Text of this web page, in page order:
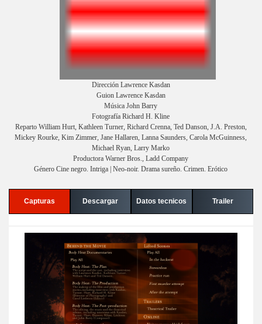
Dirección Lawrence Kasdan
Guion Lawrence Kasdan
Música John Barry
Fotografía Richard H. Kline
Reparto William Hurt, Kathleen Turner, Richard Crenna, Ted Danson, J.A. Preston,
Mickey Rourke, Kim Zimmer, Jane Hallaren, Lanna Saunders, Carola McGuinness,
Michael Ryan, Larry Marko
Productora Warner Bros., Ladd Company
Género Cine negro. Intriga | Neo-noir. Drama sureño. Crimen. Erótico
Capturas Descargar Datos tecnicos Trailer